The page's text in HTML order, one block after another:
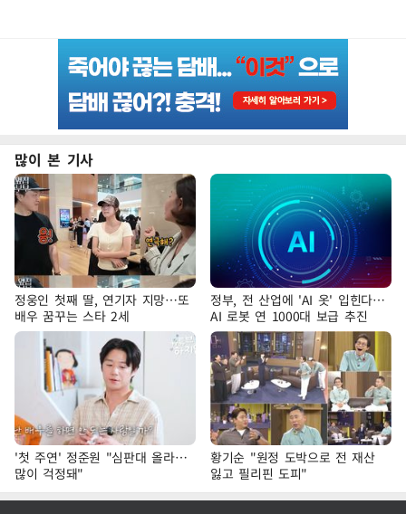
많이 본 기사
정웅인 첫째 딸, 연기자 지망…또
배우 꿈꾸는 스타 2세
정부, 전 산업에 'AI 옷' 입힌다…
AI 로봇 연 1000대 보급 추진
'첫 주연' 정준원 "심판대 올라…
많이 걱정돼"
황기순 "원정 도박으로 전 재산
잃고 필리핀 도피"